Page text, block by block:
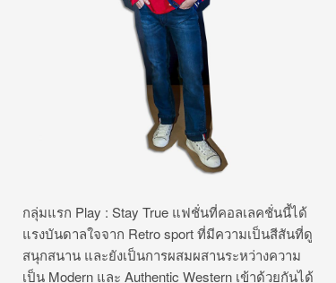
กลุ่มแรก Play : Stay True แฟชั่นที่คอลเลคชั่นนี้ได้
แรงบันดาลใจจาก Retro sport ที่มีความเป็นสีสันที่ดู
สนุกสนาน และยังเป็นการผสมผสานระหว่างความ
เป็น Modern และ Authentic Western เข้าด้วยกันได้